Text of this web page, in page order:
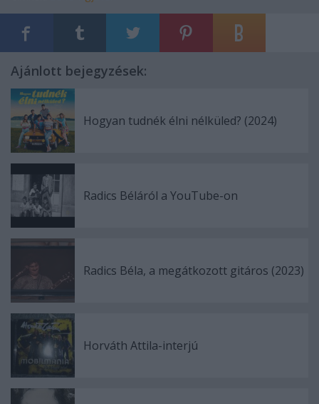
Ajánlott bejegyzések:
Hogyan tudnék élni nélküled? (2024)
Radics Béláról a YouTube-on
Radics Béla, a megátkozott gitáros (2023)
Horváth Attila-interjú